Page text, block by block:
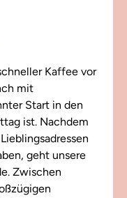
Kaffee vor
mit
Start in den
ist. Nachdem
geht unsere
Zwischen